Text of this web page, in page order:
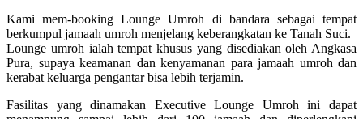
Kami mem-booking Lounge Umroh di bandara sebagai tempat
berkumpul jamaah umroh menjelang keberangkatan ke Tanah Suci.
Lounge umroh ialah tempat khusus yang disediakan oleh Angkasa
Pura, supaya keamanan dan kenyamanan para jamaah umroh dan
kerabat keluarga pengantar bisa lebih terjamin.
Fasilitas yang dinamakan Executive Lounge Umroh ini dapat